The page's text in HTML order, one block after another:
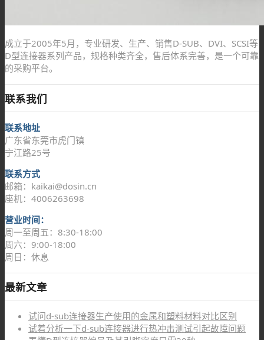
成立于2005年5月，专业研发、生产、销售D-SUB、DVI、SCSI等
D型连接器系列产品，规格种类齐全，售后体系完善，是一个可靠
的采购平台。
联系我们
联系地址
广东省东莞市虎门镇
宁江路25号
联系方式
邮箱：kaikai@dosin.cn
座机：4006263698
营业时间：
周一至周五：8:30-18:00
周六：9:00-18:00
周日：休息
最新文章
试问d-sub连接器生产使用的金属和塑料材料对比区别
试着分析一下d-sub连接器进行热冲击测试引起故障问题